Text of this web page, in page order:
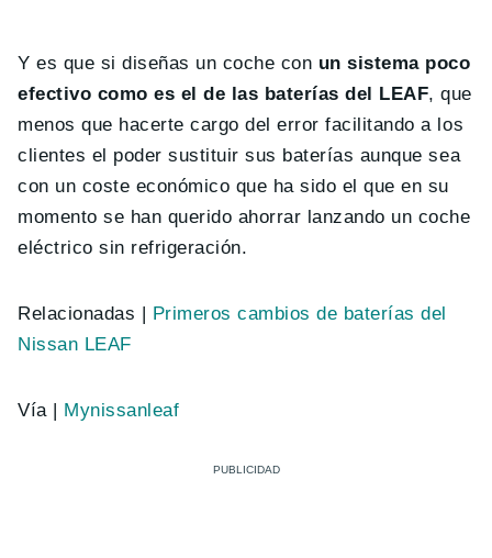
Y es que si diseñas un coche con un sistema poco
efectivo como es el de las baterías del LEAF, que
menos que hacerte cargo del error facilitando a los
clientes el poder sustituir sus baterías aunque sea
con un coste económico que ha sido el que en su
momento se han querido ahorrar lanzando un coche
eléctrico sin refrigeración.
Relacionadas | Primeros cambios de baterías del
Nissan LEAF
Vía | Mynissanleaf